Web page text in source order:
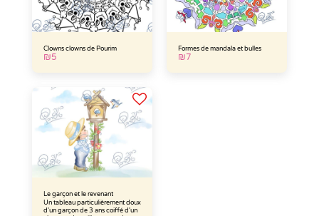
Clowns clowns de Pourim
₪5
Formes de mandala et bulles
₪7
Le garçon et le revenant
Un tableau particulièrement doux
d'un garçon de 3 ans coiffé d'un